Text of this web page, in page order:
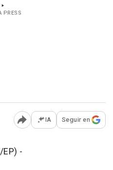
PRESS
Abrir opciones para
IA Seguir en
-